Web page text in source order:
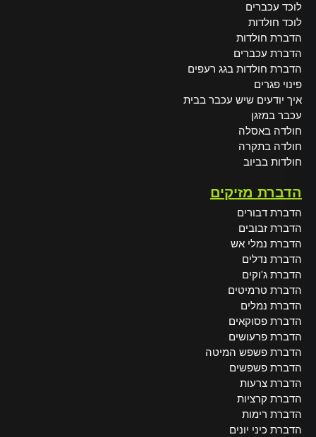
לוכד עכברים
לוכד חולדות
הדברת חולדות
הדברת עכברים
הדברת חולדות בגג רעפים
פינוי פגרים
איך יודעים שיש עכבר בבית
עכבר במזגן
חולדה באסלה
חולדה בתקרה
חולדות בביוב
הדברת מזיקים
הדברת דבורים
הדברת זבובים
הדברת נמלי אש
הדברת נדלים
הדברת ג'וקים
הדברת טרמיטים
הדברת נמלים
הדברת פסוקאים
הדברת פרעושים
הדברת פשפש המיטה
הדברת פשפשים
הדברת צרעות
הדברת קרציות
הדברת רימות
הדברת כיני יונים